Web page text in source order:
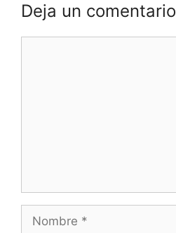
Deja un comentario
Nombre